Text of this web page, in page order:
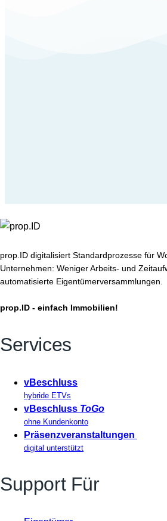
prop.ID digitalisiert Standardprozesse für
Unternehmen: Weniger Arbeits- und
automatisierte Eigentümerversammlungen.
prop.ID - einfach Immobilien!
Services
vBeschluss
hybride ETVs
vBeschluss ToGo
ohne Kundenkonto
Präsenzveranstaltungen
digital unterstützt
Support Für